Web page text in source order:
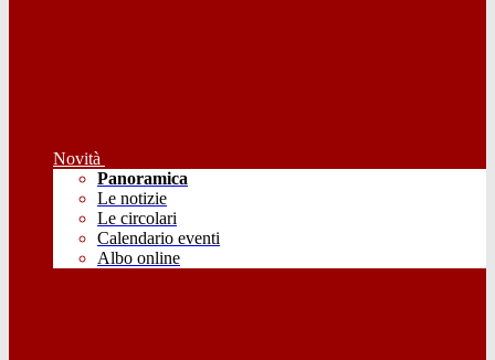
Novità
Panoramica
Le notizie
Le circolari
Calendario eventi
Albo online